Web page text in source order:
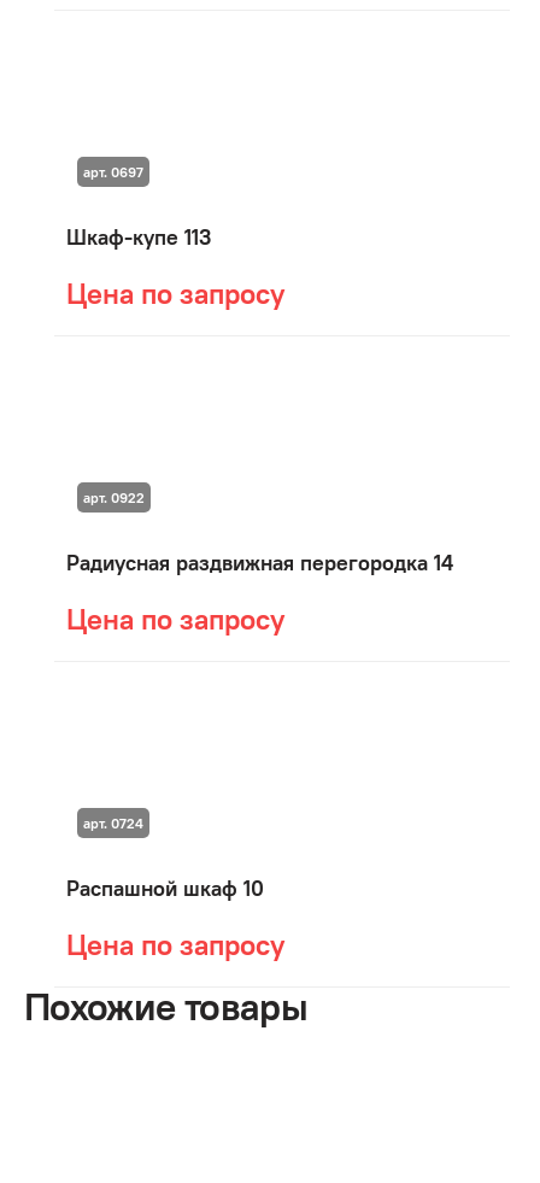
Шкаф-купе 113
Цена по запросу
арт. 0697
Радиусная раздвижная перегородка 14
Цена по запросу
арт. 0922
Распашной шкаф 10
Цена по запросу
арт. 0724
Похожие товары